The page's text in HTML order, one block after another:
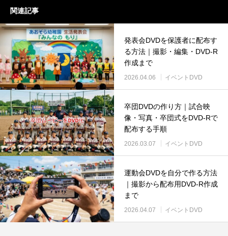
関連記事
発表会DVDを保護者に配布す
る方法｜撮影・編集・DVD-R
作成まで
2026.04.06 イベントDVD
卒団DVDの作り方｜試合映
像・写真・卒団式をDVD-Rで
配布する手順
2026.03.07 イベントDVD
運動会DVDを自分で作る方法
｜撮影から配布用DVD-R作成
まで
2026.04.07 イベントDVD